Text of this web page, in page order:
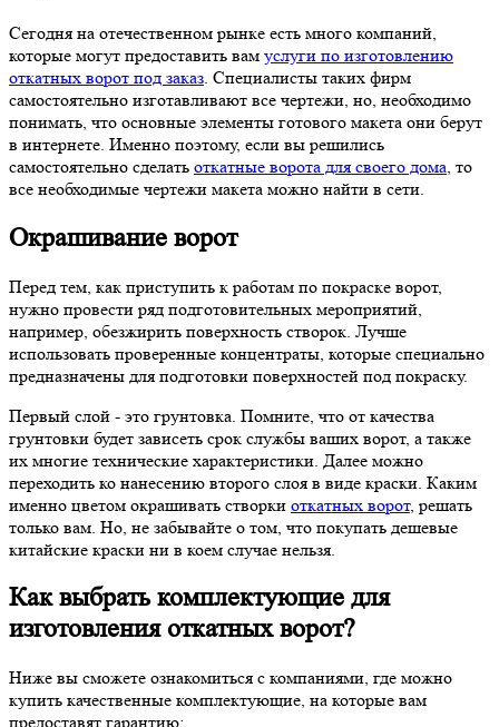
Сегодня на отечественном рынке есть много компаний,
которые могут предоставить вам услуги по изготовлению
откатных ворот под заказ . Специалисты таких фирм
самостоятельно изготавливают все чертежи, но, необходимо
понимать, что основные элементы готового макета они берут
в интернете. Именно поэтому, если вы решились
самостоятельно сделать откатные ворота для своего дома , то
все необходимые чертежи макета можно найти в сети.
Окрашивание ворот
Перед тем, как приступить к работам по покраске ворот,
нужно провести ряд подготовительных мероприятий,
например, обезжирить поверхность створок. Лучше
использовать проверенные концентраты, которые специально
предназначены для подготовки поверхностей под покраску.
Первый слой - это грунтовка. Помните, что от качества
грунтовки будет зависеть срок службы ваших ворот, а также
их многие технические характеристики. Далее можно
переходить ко нанесению второго слоя в виде краски. Каким
именно цветом окрашивать створки откатных ворот, решать
только вам. Но, не забывайте о том, что покупать дешевые
китайские краски ни в коем случае нельзя.
Как выбрать комплектующие для
изготовления откатных ворот?
Ниже вы сможете ознакомиться с компаниями, где можно
купить качественные комплектующие, на которые вам
предоставят гарантию: